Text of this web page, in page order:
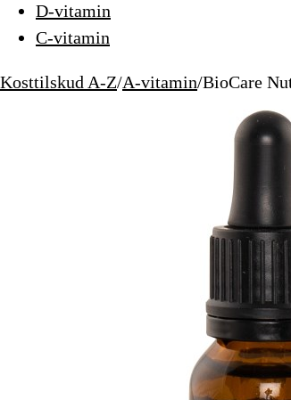
D-vitamin
C-vitamin
Kosttilskud A-Z/A-vitamin/BioCare